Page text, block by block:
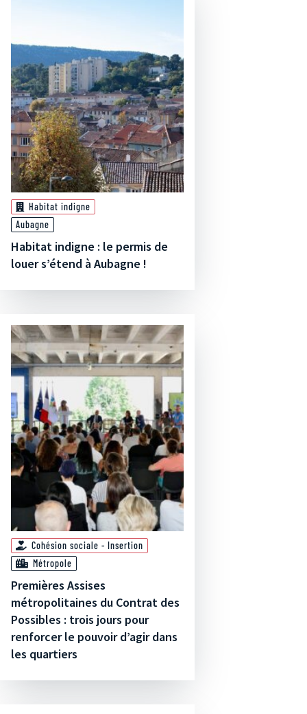
Habitat indigne
Aubagne
Habitat indigne : le permis de
louer s’étend à Aubagne !
Cohésion sociale - Insertion
Métropole
Premières Assises
métropolitaines du Contrat des
Possibles : trois jours pour
renforcer le pouvoir d’agir dans
les quartiers